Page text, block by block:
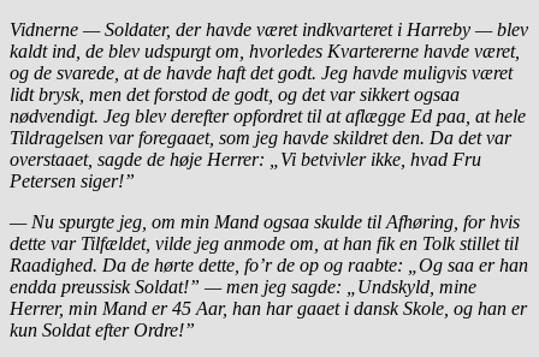
Vidnerne — Soldater, der havde været indkvarteret i Harreby — blev
kaldt ind, de blev udspurgt om, hvorledes Kvartererne havde været,
og de svarede, at de havde haft det godt. Jeg havde muligvis været
lidt brysk, men det forstod de godt, og det var sikkert ogsaa
nødvendigt. Jeg blev derefter opfordret til at aflægge Ed paa, at hele
Tildragelsen var foregaaet, som jeg havde skildret den. Da det var
overstaaet, sagde de høje Herrer: „Vi betvivler ikke, hvad Fru
Petersen siger!”
— Nu spurgte jeg, om min Mand ogsaa skulde til Afhøring, for hvis
dette var Tilfældet, vilde jeg anmode om, at han fik en Tolk stillet til
Raadighed. Da de hørte dette, fo’r de op og raabte: „Og saa er han
endda preussisk Soldat!” — men jeg sagde: „Undskyld, mine
Herrer, min Mand er 45 Aar, han har gaaet i dansk Skole, og han er
kun Soldat efter Ordre!”